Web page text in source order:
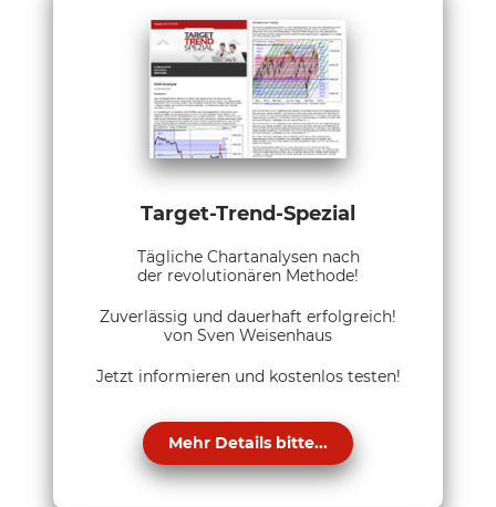
Target-Trend-Spezial
Tägliche Chartanalysen nach
der revolutionären Methode!
Zuverlässig und dauerhaft erfolgreich!
von Sven Weisenhaus
Jetzt informieren und kostenlos testen!
Mehr Details bitte...